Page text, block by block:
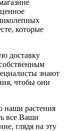
которые
доставку
знают
чтобы они
наши растения
все Ваши
глядя на эту